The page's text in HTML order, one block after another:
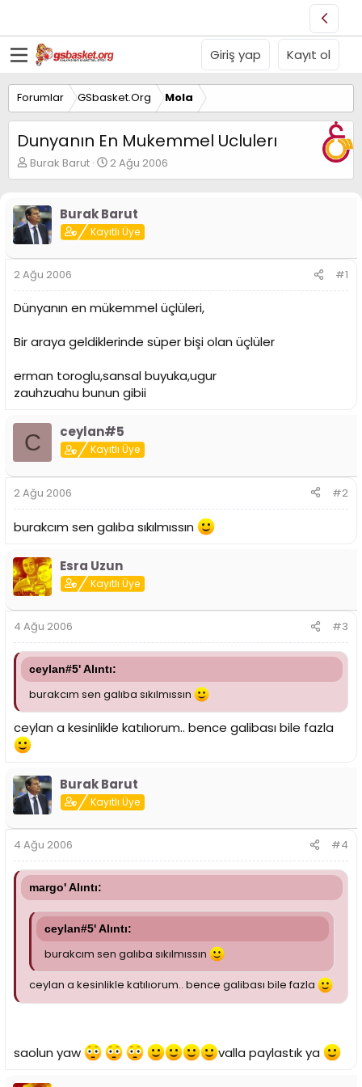
Giriş yap Kayıt ol
Forumlar GSbasket.Org Mola
Dunyanın En Mukemmel Uclulerı
K
o
u
y
u
B
a
ş
l
a
a
n
Burak Barut
B
a
a
n
ı
t
a
i
h
2 Ağu 2006
Burak Barut
Kayıtlı Üye
2 Ağu 2006 #1
Dünyanın en mükemmel üçlüleri,
Bir araya geldiklerinde süper bişi olan üçlüler
erman toroglu,sansal buyuka,ugur
zauhzuahu bunun gibii
C ceylan#5
Kayıtlı Üye
2 Ağu 2006 #2
burakcım sen galıba sıkılmıssın
Esra Uzun
Kayıtlı Üye
4 Ağu 2006 #3
ceylan#5' Alıntı:
burakcım sen galıba sıkılmıssın
ceylan a kesinlikle katılıorum.. bence galibası bile fazla
Burak Barut
Kayıtlı Üye
4 Ağu 2006 #4
margo' Alıntı:
ceylan#5' Alıntı:
burakcım sen galıba sıkılmıssın
ceylan a kesinlikle katılıorum.. bence galibası bile fazla
saolun yaw valla paylastık ya